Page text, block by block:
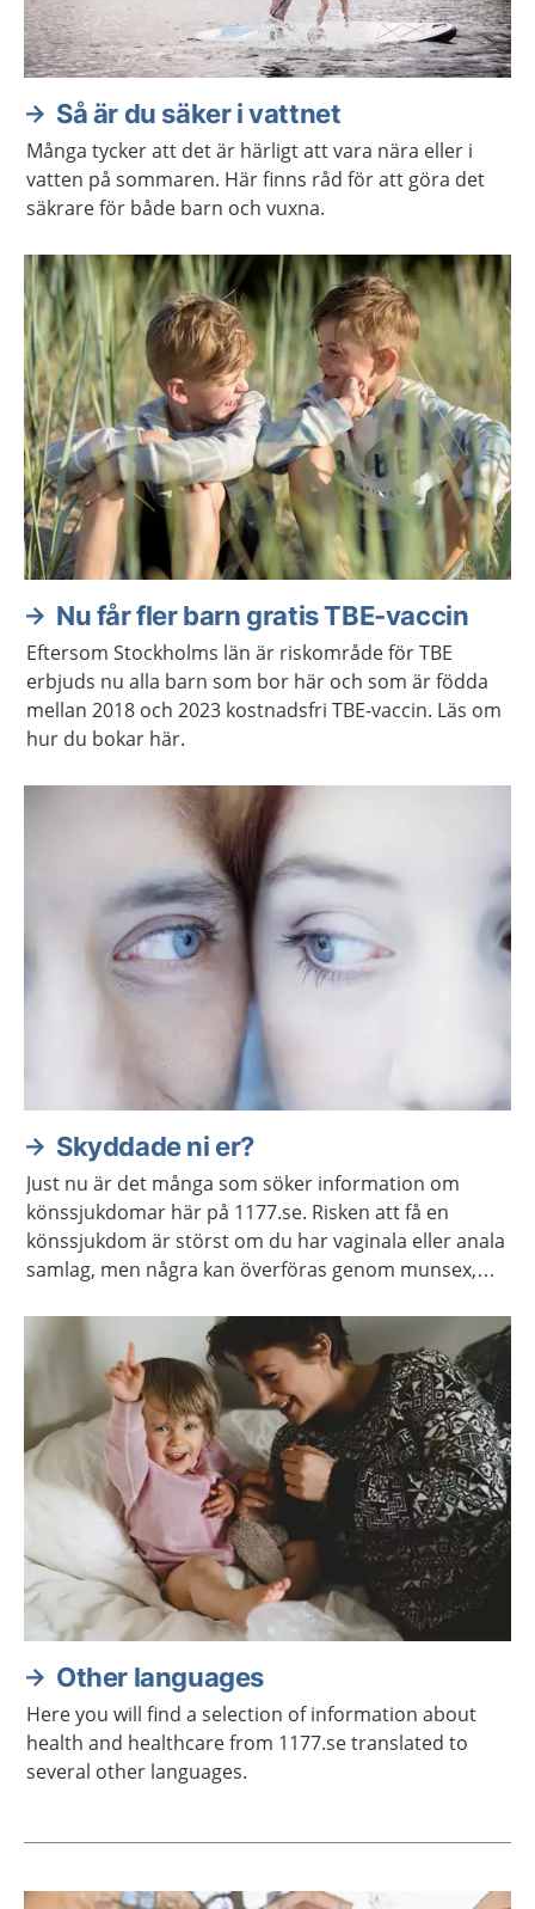
Så är du säker i vattnet
Många tycker att det är härligt att vara nära eller i
vatten på sommaren. Här finns råd för att göra det
säkrare för både barn och vuxna.
Nu får fler barn gratis TBE-vaccin
Eftersom Stockholms län är riskområde för TBE
erbjuds nu alla barn som bor här och som är födda
mellan 2018 och 2023 kostnadsfri TBE-vaccin. Läs om
hur du bokar här.
Skyddade ni er?
Just nu är det många som söker information om
könssjukdomar här på 1177.se. Risken att få en
könssjukdom är störst om du har vaginala eller anala
samlag, men några kan överföras genom munsex,
Other languages
Here you will find a selection of information about
health and healthcare from 1177.se translated to
several other languages.